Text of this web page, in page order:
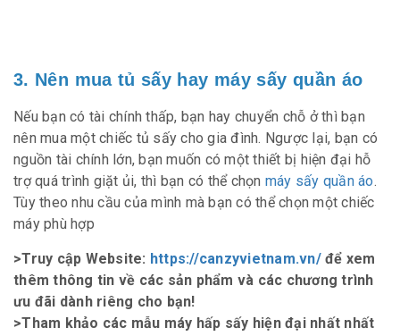
3. Nên mua tủ sấy hay máy sấy quần áo
Nếu bạn có tài chính thấp, bạn hay chuyển chỗ ở thì bạn
nên mua một chiếc tủ sấy cho gia đình. Ngược lại, bạn có
nguồn tài chính lớn, bạn muốn có một thiết bị hiện đại hỗ
trợ quá trình giặt ủi, thì bạn có thể chọn máy sấy quần áo.
Tùy theo nhu cầu của mình mà bạn có thể chọn một chiếc
máy phù hợp
>Truy cập Website: https://canzyvietnam.vn/để xem
thêm thông tin về các sản phẩm và các chương trình
ưu đãi dành riêng cho bạn!
>Tham khảo các mẫu máy hấp sấy hiện đại nhất nhất